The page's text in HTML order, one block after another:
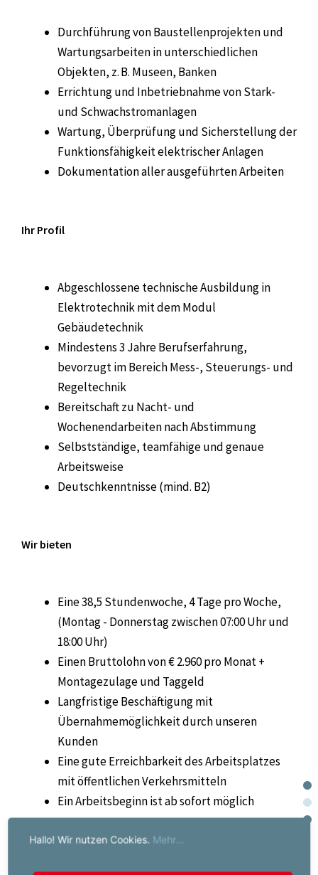
Durchführung von Baustellenprojekten und
Wartungsarbeiten in unterschiedlichen
Objekten, z. B. Museen, Banken
Errichtung und Inbetriebnahme von Stark-
und Schwachstromanlagen
Wartung, Überprüfung und Sicherstellung der
Funktionsfähigkeit elektrischer Anlagen
Dokumentation aller ausgeführten Arbeiten
Ihr Profil
Abgeschlossene technische Ausbildung in
Elektrotechnik mit dem Modul
Gebäudetechnik
Mindestens 3 Jahre Berufserfahrung,
bevorzugt im Bereich Mess-, Steuerungs- und
Regeltechnik
Bereitschaft zu Nacht- und
Wochenendarbeiten nach Abstimmung
Selbstständige, teamfähige und genaue
Arbeitsweise
Deutschkenntnisse (mind. B2)
Wir bieten
Eine 38,5 Stundenwoche, 4 Tage pro Woche,
(Montag - Donnerstag zwischen 07:00 Uhr und
18:00 Uhr)
Einen Bruttolohn von € 2.960 pro Monat +
Montagezulage und Taggeld
Langfristige Beschäftigung mit
Übernahmemöglichkeit durch unseren
Kunden
Eine gute Erreichbarkeit des Arbeitsplatzes
mit öffentlichen Verkehrsmitteln
Ein Arbeitsbeginn ist ab sofort möglich
Hallo! Wir nutzen Cookies. Mehr...